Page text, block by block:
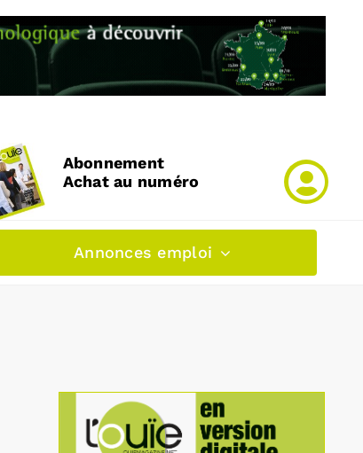
Abonnement
Achat au numéro
Annonces emploi